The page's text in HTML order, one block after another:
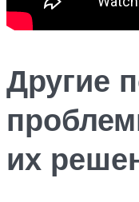
Другие
их